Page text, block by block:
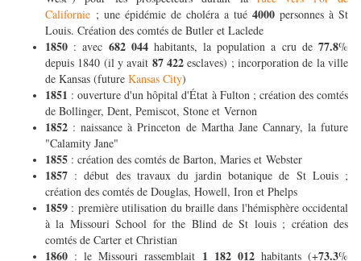
Californie ; une épidémie de choléra a tué 4000 personnes à St
Louis. Création des comtés de Butler et Laclede
1850 : avec 682 044habitants, la population a cru de77.8%
depuis 1840 (il y avait 87 422 esclaves) ; incorporation de la ville
de Kansas (future Kansas City)
1851 : ouverture d'un hôpital d'État à Fulton ; création des comtés
de Bollinger, Dent, Pemiscot, Stone et Vernon
1852 : naissance à Princeton de Martha Jane Cannary, la future
"Calamity Jane"
1855 : création des comtés de Barton, Maries et Webster
1857 : début des travaux du jardin botanique de St Louis ;
création des comtés de Douglas, Howell, Iron et Phelps
1859 : première utilisation du braille dans l'hémisphère occidental
à la Missouri School for the Blind de St louis ; création des
comtés de Carter et Christian
1860 : le Missouri rassemblait 1 182 012habitants (+73.3%